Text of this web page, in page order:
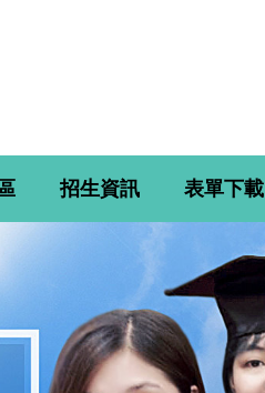
招生資訊 表單下載